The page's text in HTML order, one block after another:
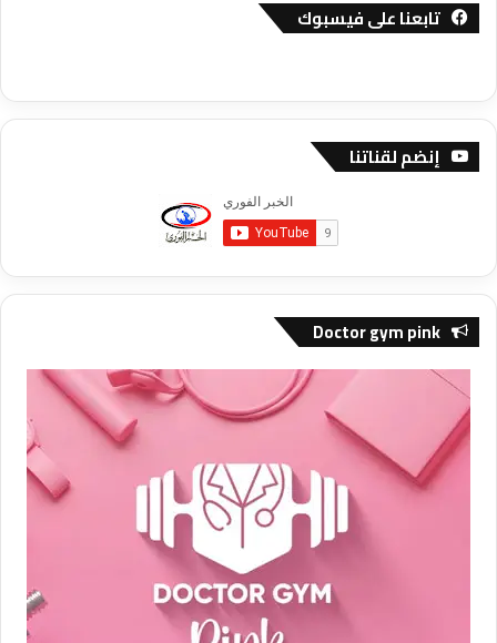
تابعنا على فيسبوك
إنضم لقناتنا
Doctor gym pink